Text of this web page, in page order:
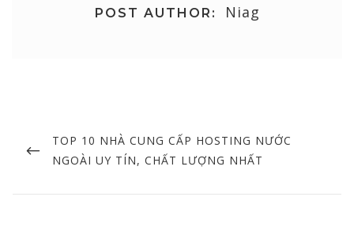
POST AUTHOR: Niag
navigation
PREVIOUS
POST
TOP 10 NHÀ CUNG CẤP HOSTING NƯỚC
NGOÀI UY TÍN, CHẤT LƯỢNG NHẤT